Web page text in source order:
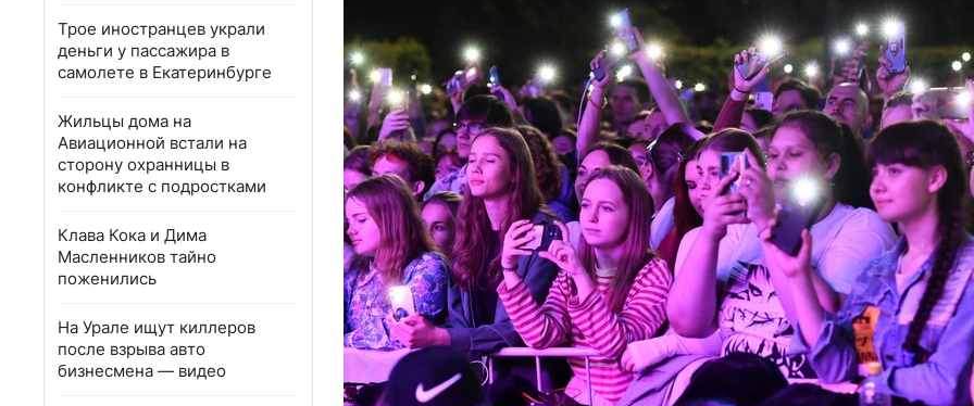
Трое иностранцев украли
деньги у пассажира в
самолете в Екатеринбурге
Жильцы дома на
Авиационной встали на
сторону охранницы в
конфликте с подростками
Клава Кока и Дима
Масленников тайно
поженились
На Урале ищут киллеров
после взрыва авто
бизнесмена — видео